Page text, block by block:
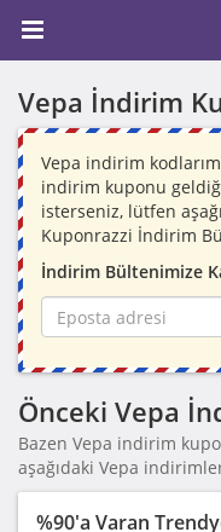
Vepa İndirim
Vepa indirim
indirim kuponu
isterseniz, lütfen
Kuponrazzi İndirim
İndirim Bültenimize
Önceki Vepa
Bazen Vepa indirim
aşağıdaki Vepa
%90'a Varan